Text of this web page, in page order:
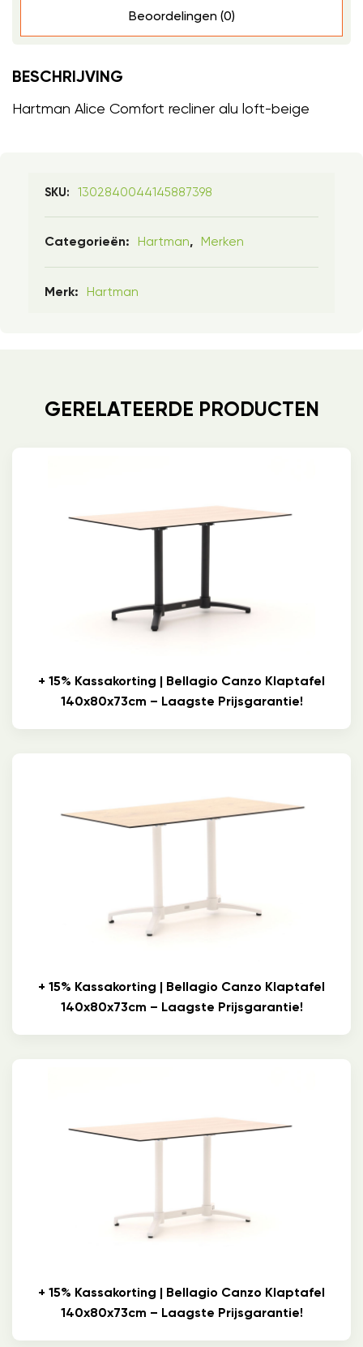
Beoordelingen (0)
BESCHRIJVING
Hartman Alice Comfort recliner alu loft-beige
SKU: 1302840044145887398
Categorieën: Hartman, Merken
Merk: Hartman
GERELATEERDE PRODUCTEN
+ 15% Kassakorting | Bellagio Canzo Klaptafel
140x80x73cm – Laagste Prijsgarantie!
+ 15% Kassakorting | Bellagio Canzo Klaptafel
140x80x73cm – Laagste Prijsgarantie!
+ 15% Kassakorting | Bellagio Canzo Klaptafel
140x80x73cm – Laagste Prijsgarantie!